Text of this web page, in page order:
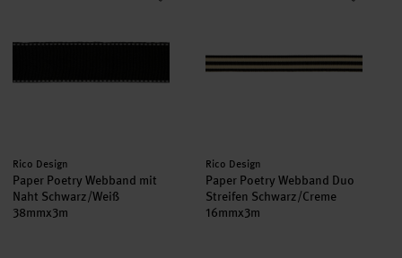
Hersteller:
Rico Design
Paper Poetry Webband mit
Naht Schwarz/Weiß
38mmx3m
Hersteller:
Rico Design
Paper Poetry Webband Duo
Streifen Schwarz/Creme
16mmx3m